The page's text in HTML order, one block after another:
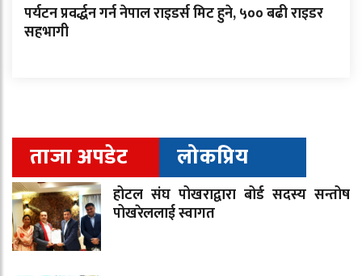
पर्यटन प्रवर्द्धन गर्न नेपाल राइडर्स मिट हुने, ५०० बढी राइडर
सहभागी
ताजा अपडेट लोकप्रिय
होटल संघ पोखराद्वारा बोर्ड सदस्य सन्तोष
पोखरेललाई स्वागत